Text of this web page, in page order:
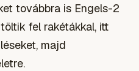
továbbra is Engels-2
fel rakétákkal, itt
majd